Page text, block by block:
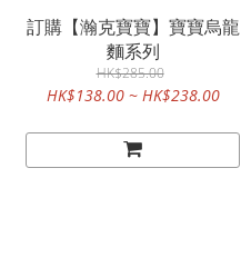
訂購【瀚克寶寶】寶寶烏龍
麵系列
HK$285.00
HK$138.00 ~ HK$238.00